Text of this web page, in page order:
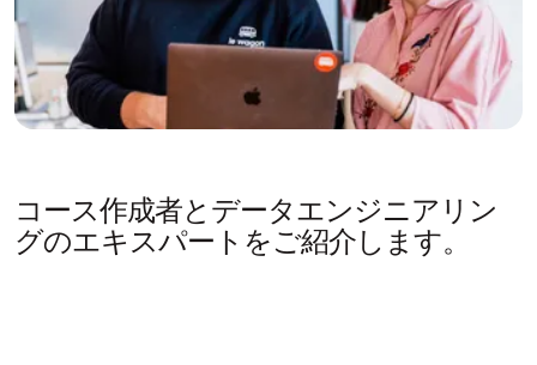
コース作成者とデータエンジニアリン
グのエキスパートをご紹介します。